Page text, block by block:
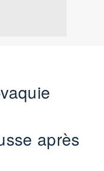
après